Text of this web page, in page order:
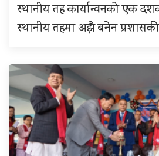
स्थानीय तह कार्यान्वनको एक
स्थानीय तहमा अझै बनेन